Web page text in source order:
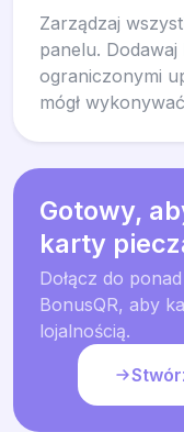
Zarządzaj
panelu.
ograniczonymi
mógł
Gotowy,
karty
Dołącz do
BonusQR, aby
lojalnością.